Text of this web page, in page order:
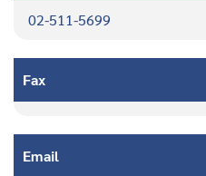
02-511-5699
Fax
Email